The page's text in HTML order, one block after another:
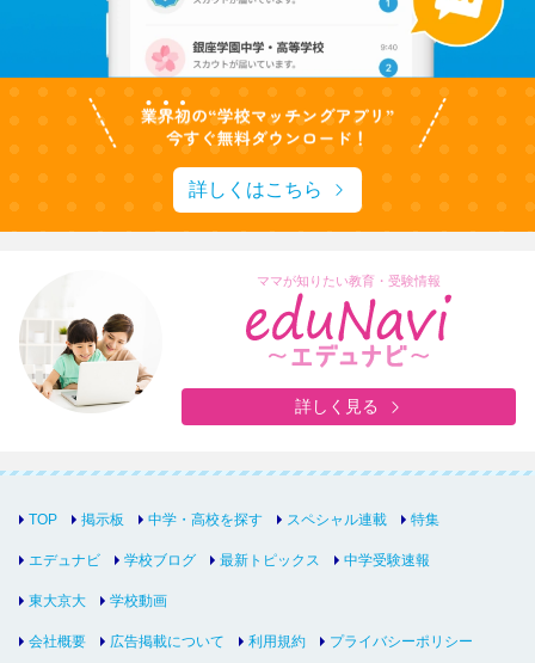
詳しくはこちら
ママが知りたい教育・受験情報
詳しく見る
TOP 掲示板 中学・高校を探す スペシャル連載 特集
エデュナビ 学校ブログ 最新トピックス 中学受験速報
東大京大 学校動画
会社概要 広告掲載について 利用規約 プライバシーポリシー